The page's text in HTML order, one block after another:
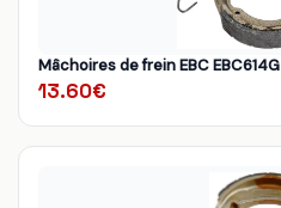
Mâchoires de frein EBC EBC614G
13.60€